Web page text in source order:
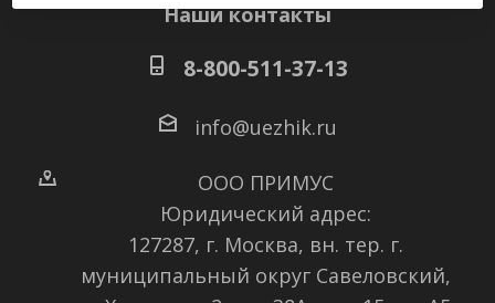
Наши контакты
8-800-511-37-13
info@uezhik.ru
ООО ПРИМУС
Юридический адрес:
127287, г. Москва, вн. тер. г.
муниципальный округ Савеловский,